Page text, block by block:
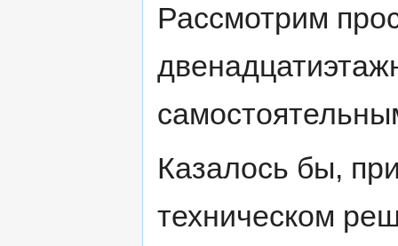
Рассмотрим
Казалось бы,
техническом